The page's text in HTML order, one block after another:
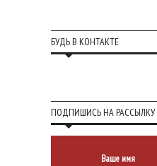
БУДЬ В КОНТАКТЕ
ПОДПИШИСЬ НА РАССЫЛКУ
Ваше имя